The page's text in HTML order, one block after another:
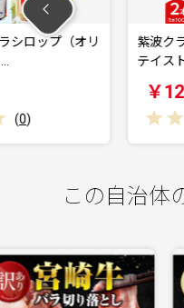
プ（オリ
紫波クラフ
テイスト） 2
￥12,000
この自治体